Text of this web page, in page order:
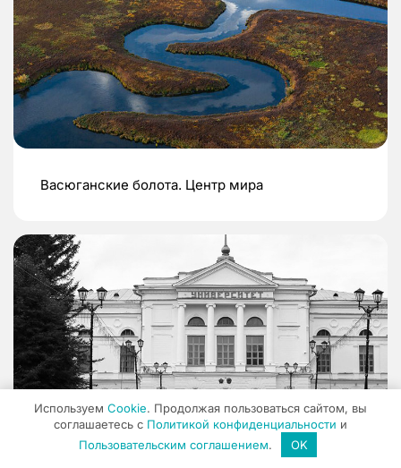
Васюганские болота. Центр мира
Используем Cookie. Продолжая пользоваться сайтом, вы
соглашаетесь с Политикой конфиденциальности и
Пользовательским соглашением. OK